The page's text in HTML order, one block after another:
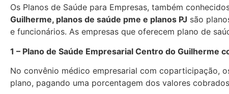
Os Planos de Saúde para Empresas, também
Guilherme, planos de saúde pme e planos PJ são
e funcionários. As empresas que oferecem plano de
1 – Plano de Saúde Empresarial Centro do Guilherme
No convênio médico empresarial com coparticipação,
plano, pagando uma porcentagem dos valores